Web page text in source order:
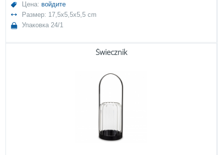
Цена: войдите
Размер: 17,5x5,5x5,5 cm
Упаковка 24/1
Świecznik